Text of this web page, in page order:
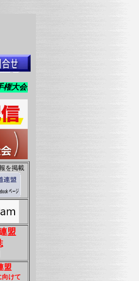
会は環太平洋大学の井上響喜選手が
を掲載
盟
盟
向けて